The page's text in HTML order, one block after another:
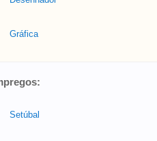
Gráfica
Setúbal